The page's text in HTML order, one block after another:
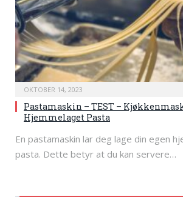
OKTOBER 14, 2023
Pastamaskin – TEST –
Hjemmelaget Pasta
En pastamaskin lar deg lage din egen
pasta. Dette betyr at du kan servere…